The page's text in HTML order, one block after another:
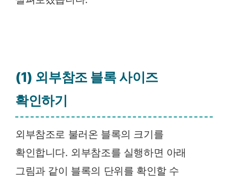
(1) 외부참조 블록 사이즈
확인하기
외부참조로 불러온 블록의 크기를
확인합니다. 외부참조를 실행하면 아래
그림과 같이 블록의 단위를 확인할 수